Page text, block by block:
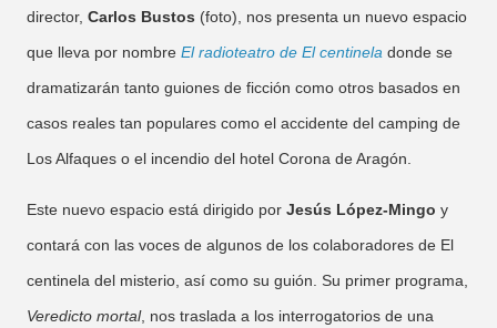
director, Carlos Bustos (foto), nos presenta un nuevo espacio
que lleva por nombre El radioteatro de El centinela donde se
dramatizarán tanto guiones de ficción como otros basados en
casos reales tan populares como el accidente del camping de
Los Alfaques o el incendio del hotel Corona de Aragón.
Este nuevo espacio está dirigido por Jesús López-Mingo y
contará con las voces de algunos de los colaboradores de El
centinela del misterio, así como su guión. Su primer programa,
Veredicto mortal, nos traslada a los interrogatorios de una